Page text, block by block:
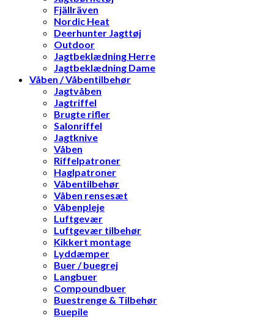
Fjällräven
Nordic Heat
Deerhunter Jagttøj
Outdoor
Jagtbeklædning Herre
Jagtbeklædning Dame
Våben / Våbentilbehør
Jagtvåben
Jagtriffel
Brugte rifler
Salonriffel
Jagtknive
Våben
Riffelpatroner
Haglpatroner
Våbentilbehør
Våben rensesæt
Våbenpleje
Luftgevær
Luftgevær tilbehør
Kikkert montage
Lyddæmper
Buer / buegrej
Langbuer
Compoundbuer
Buestrenge & Tilbehør
Buepile